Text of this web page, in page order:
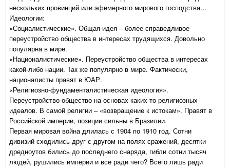
нескольких провинций или эфемерного мирового господства…
Идеологии:
«Социалистические». Общая идея – более справедливое
переустройство общества в интересах трудящихся. Довольно
популярна в мире.
«Националистические». Переустройство общества в интересах
какой-либо нации. Так же популярно в мире. Фактически,
националисты правят в ЮАР.
«Религиозно-фундаменталистическая идеология».
Переустройство общество на основах каких-то религиозных
идеалов. В самой религии – «возвращение к истокам». Правят в
Российской империи, позиции сильны в Бразилии.
Первая мировая война длилась с 1904 по 1910 год. Сотни
дивизий сходились друг с другом на полях сражений, десятки
дредноутов бились до последнего снаряда, гибли сотни тысяч
людей, рушились империи и все ради чего? Всего лишь ради